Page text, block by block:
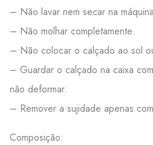
– Não lavar nem secar na
– Não molhar completamente.
– Não colocar o calçado ao sol
– Guardar o calçado na caixa
não deformar.
– Remover a sujidade apenas
Composição: